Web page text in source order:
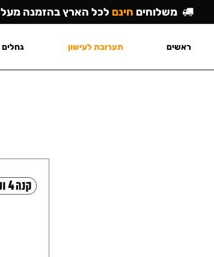
משלוחים חינם לכל הארץ בהזמנה מעל ₪449
ראשים תערובת לעישון גחלים